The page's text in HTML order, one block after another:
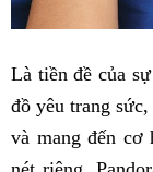
Là tiền đề của
đồ yêu trang
và mang đến cơ